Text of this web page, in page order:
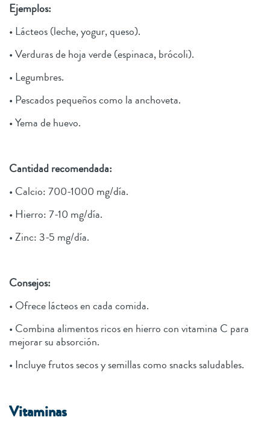
Ejemplos:
• Lácteos (leche, yogur, queso).
• Verduras de hoja verde (espinaca, brócoli).
• Legumbres.
• Pescados pequeños como la anchoveta.
• Yema de huevo.
Cantidad recomendada:
• Calcio: 700-1000 mg/día.
• Hierro: 7-10 mg/día.
• Zinc: 3-5 mg/día.
Consejos:
• Ofrece lácteos en cada comida.
• Combina alimentos ricos en hierro con vitamina C para
mejorar su absorción.
• Incluye frutos secos y semillas como snacks saludables.
Vitaminas